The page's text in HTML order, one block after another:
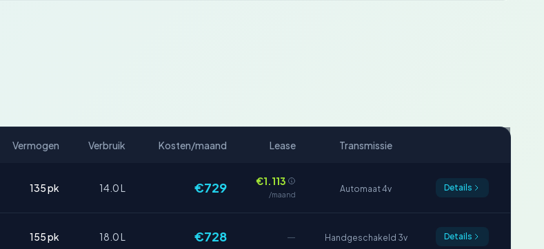
Vermogen Verbruik Kosten/maand Lease Transmissie
135 pk 14.0 L €729 €1.113
/maand
Automaat 4v Details
155 pk 18.0 L €728 — Handgeschakeld 3v Details